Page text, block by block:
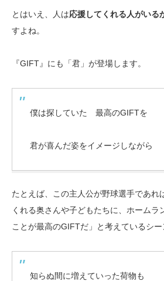
とはいえ、人は応援してくれる人がいる
すよね。
『GIFT』にも「君」が登場します。
僕は探していた 最高のGIFTを
君が喜んだ姿をイメージしながら
たとえば、この主人公が野球選手であれ
くれる奥さんや子どもたちに、ホームラ
ことが最高のGIFTだ」と考えているシー
知らぬ間に増えていった荷物も